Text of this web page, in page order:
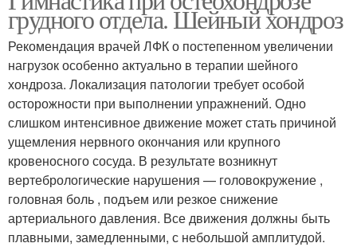
грудного отдела. Шейный хондроз
Рекомендация врачей ЛФК о постепенном увеличении
нагрузок особенно актуально в терапии шейного
хондроза. Локализация патологии требует особой
осторожности при выполнении упражнений. Одно
слишком интенсивное движение может стать причиной
ущемления нервного окончания или крупного
кровеносного сосуда. В результате возникнут
вертебрологические нарушения — головокружение ,
головная боль , подъем или резкое снижение
артериального давления. Все движения должны быть
плавными, замедленными, с небольшой амплитудой.